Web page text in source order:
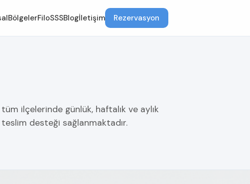
BölgelerFiloSSSBlogİletişim Rezervasyon
ilçelerinde günlük, haftalık ve aylık
desteği sağlanmaktadır.